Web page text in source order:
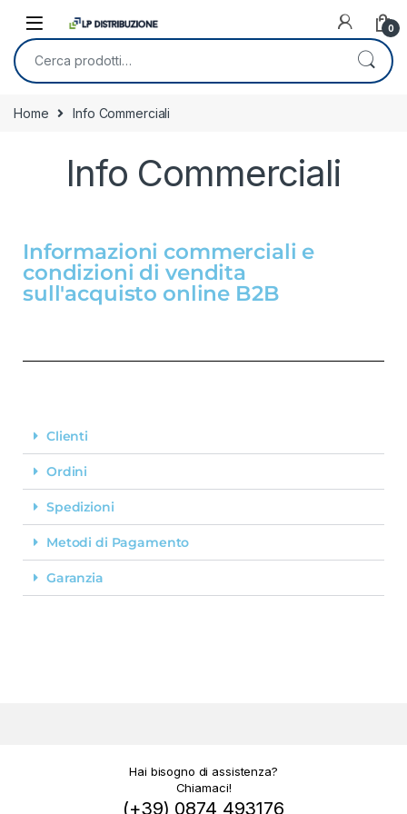
0
Home Info Commerciali
Info Commerciali
Informazioni commerciali e
condizioni di vendita
sull'acquisto online B2B
Clienti
Ordini
Spedizioni
Metodi di Pagamento
Garanzia
Hai bisogno di assistenza?
Chiamaci!
(+39) 0874 493176